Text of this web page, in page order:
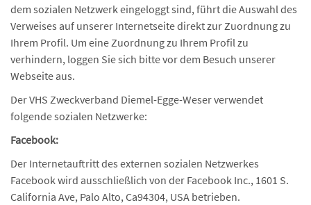
dem sozialen Netzwerk eingeloggt sind, führt die Auswahl des
Verweises auf unserer Internetseite direkt zur Zuordnung zu
Ihrem Profil. Um eine Zuordnung zu Ihrem Profil zu
verhindern, loggen Sie sich bitte vor dem Besuch unserer
Webseite aus.
Der VHS Zweckverband Diemel-Egge-Weser verwendet
folgende sozialen Netzwerke:
Facebook:
Der Internetauftritt des externen sozialen Netzwerkes
Facebook wird ausschließlich von der Facebook Inc., 1601 S.
California Ave, Palo Alto, Ca94304, USA betrieben.